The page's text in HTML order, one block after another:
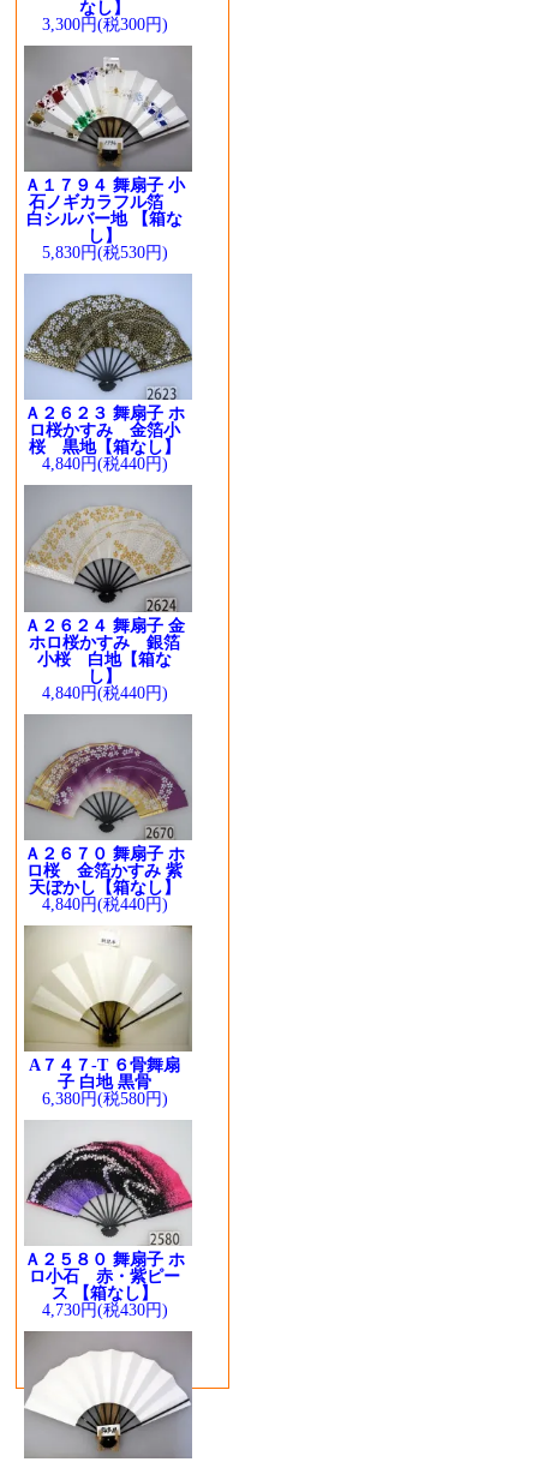
なし】
3,300円(税300円)
Ａ１７９４ 舞扇子 小
石ノギカラフル箔
白シルバー地 【箱な
し】
5,830円(税530円)
Ａ２６２３ 舞扇子 ホ
ロ桜かすみ 金箔小
桜 黒地【箱なし】
4,840円(税440円)
Ａ２６２４ 舞扇子 金
ホロ桜かすみ 銀箔
小桜 白地【箱な
し】
4,840円(税440円)
Ａ２６７０ 舞扇子 ホ
ロ桜 金箔かすみ 紫
天ぼかし【箱なし】
4,840円(税440円)
A７４７-T ６骨舞扇
子 白地 黒骨
6,380円(税580円)
Ａ２５８０ 舞扇子 ホ
ロ小石 赤・紫ピー
ス 【箱なし】
4,730円(税430円)